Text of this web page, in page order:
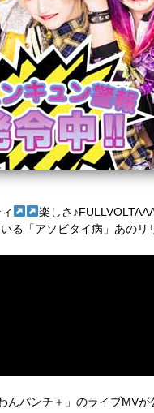
楽しさ
「アソビタイ病」あのリ
パンチ＋」のライブMV